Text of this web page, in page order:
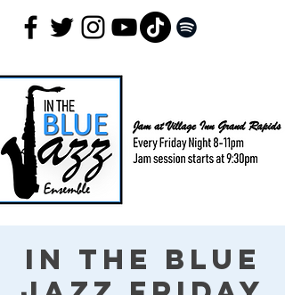
In The Blue